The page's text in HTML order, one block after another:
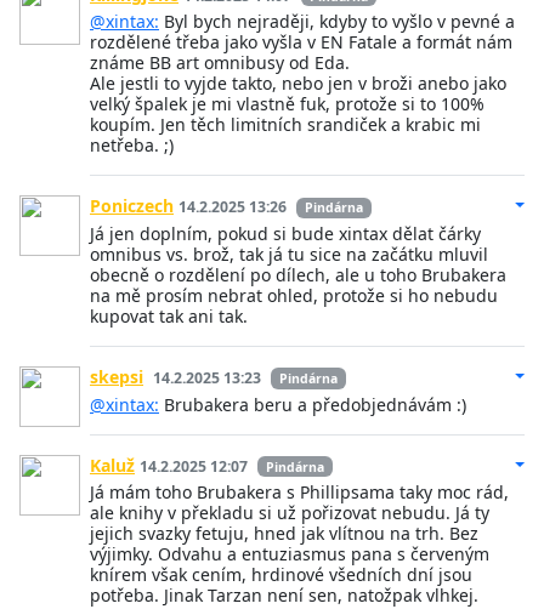
@xintax: Byl bych nejraději, kdyby to vyšlo v pevné a
rozdělené třeba jako vyšla v EN Fatale a formát nám
známe BB art omnibusy od Eda.
Ale jestli to vyjde takto, nebo jen v broži anebo jako
velký špalek je mi vlastně fuk, protože si to 100%
koupím. Jen těch limitních srandiček a krabic mi
netřeba. ;)
Poniczech 14.2.2025 13:26 Pindárna
Já jen doplním, pokud si bude xintax dělat čárky
omnibus vs. brož, tak já tu sice na začátku mluvil
obecně o rozdělení po dílech, ale u toho Brubakera
na mě prosím nebrat ohled, protože si ho nebudu
kupovat tak ani tak.
skepsi 14.2.2025 13:23 Pindárna
@xintax: Brubakera beru a předobjednávám :)
Kaluž 14.2.2025 12:07 Pindárna
Já mám toho Brubakera s Phillipsama taky moc rád,
ale knihy v překladu si už pořizovat nebudu. Já ty
jejich svazky fetuju, hned jak vlítnou na trh. Bez
výjimky. Odvahu a entuziasmus pana s červeným
knírem však cením, hrdinové všedních dní jsou
potřeba. Jinak Tarzan není sen, natožpak vlhkej.